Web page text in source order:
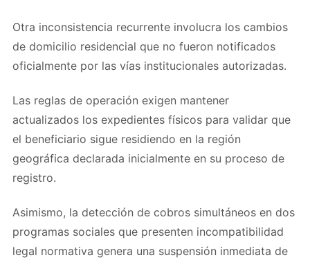
Otra inconsistencia recurrente involucra los cambios
de domicilio residencial que no fueron notificados
oficialmente por las vías institucionales autorizadas.
Las reglas de operación exigen mantener
actualizados los expedientes físicos para validar que
el beneficiario sigue residiendo en la región
geográfica declarada inicialmente en su proceso de
registro.
Asimismo, la detección de cobros simultáneos en dos
programas sociales que presenten incompatibilidad
legal normativa genera una suspensión inmediata de